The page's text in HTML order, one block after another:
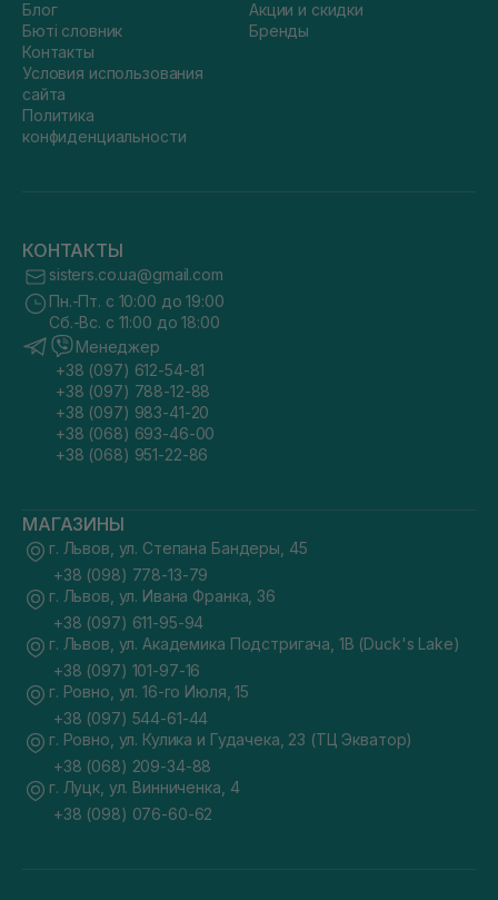
Блог
Бюті словник
Контакты
Условия использования
сайта
Политика
конфиденциальности
Акции и скидки
Бренды
КОНТАКТЫ
sisters.co.ua@gmail.com
Пн.-Пт. с 10:00 до 19:00
Сб.-Вс. с 11:00 до 18:00
Менеджер
+38 (097) 612-54-81
+38 (097) 788-12-88
+38 (097) 983-41-20
+38 (068) 693-46-00
+38 (068) 951-22-86
МАГАЗИНЫ
г. Львов, ул. Степана Бандеры, 45
+38 (098) 778-13-79
г. Львов, ул. Ивана Франка, 36
+38 (097) 611-95-94
г. Львов, ул. Академика Подстригача, 1В (Duck's Lake)
+38 (097) 101-97-16
г. Ровно, ул. 16-го Июля, 15
+38 (097) 544-61-44
г. Ровно, ул. Кулика и Гудачека, 23 (ТЦ Экватор)
+38 (068) 209-34-88
г. Луцк, ул. Винниченка, 4
+38 (098) 076-60-62